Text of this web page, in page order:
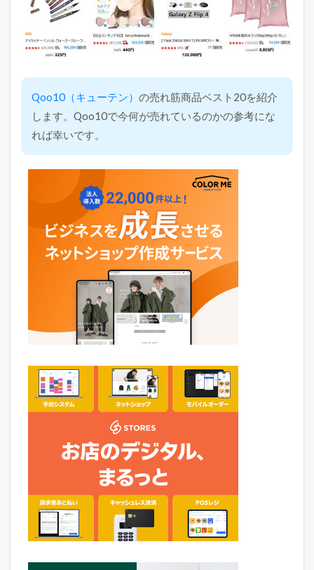
Qoo10（キューテン）の売れ筋商品ベスト20を紹介
します。Qoo10で今何が売れているのかの参考にな
れば幸いです。